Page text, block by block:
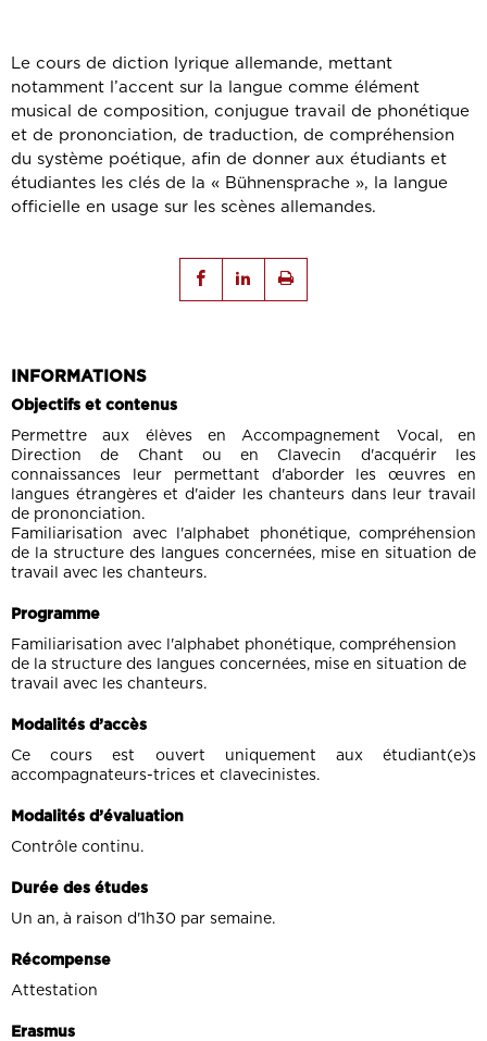
Le cours de diction lyrique allemande, mettant
notamment l’accent sur la langue comme élément
musical de composition, conjugue travail de phonétique
et de prononciation, de traduction, de compréhension
du système poétique, afin de donner aux étudiants et
étudiantes les clés de la « Bühnensprache », la langue
officielle en usage sur les scènes allemandes.
INFORMATIONS
Objectifs et contenus
Permettre aux élèves en Accompagnement Vocal, en
Direction de Chant ou en Clavecin d'acquérir les
connaissances leur permettant d'aborder les œuvres en
langues étrangères et d'aider les chanteurs dans leur travail
de prononciation.
Familiarisation avec l'alphabet phonétique, compréhension
de la structure des langues concernées, mise en situation de
travail avec les chanteurs.
Programme
Familiarisation avec l'alphabet phonétique, compréhension
de la structure des langues concernées, mise en situation de
travail avec les chanteurs.
Modalités d’accès
Ce cours est ouvert uniquement aux étudiant(e)s
accompagnateurs-trices et clavecinistes.
Modalités d’évaluation
Contrôle continu.
Durée des études
Un an, à raison d'1h30 par semaine.
Récompense
Attestation
Erasmus